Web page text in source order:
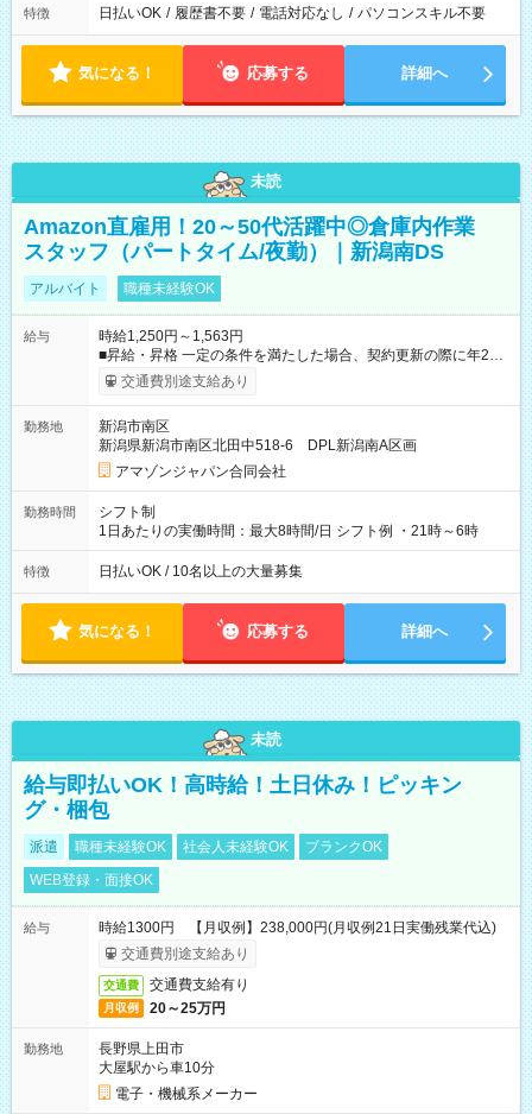
特徴 日払いOK / 履歴書不要 / 電話対応なし / パソコンスキル不要
気になる！ 応募する 詳細へ
未読
Amazon直雇用！20～50代活躍中◎倉庫内作業
スタッフ（パートタイム/夜勤）｜新潟南DS
アルバイト 職種未経験OK
給与
時給1,250円～1,563円
■昇給・昇格 一定の条件を満たした場合、契約更新の際に年2回
まで昇給の機会があります。 ■正社員登用制度あり ※月末締/翌
月25日支払い ※時間外手当、別途支給 ※深夜割増賃金 (22:00～
☆Amazon直雇用で安定して働けます！ 【試用期間】試用期間
あり 試用期間の長さ：1週間 雇用形態、給与は本採用時と同じ
です。
交通費別途支給あり
勤務地
新潟市南区
新潟県新潟市南区北田中518-6 DPL新潟南A区画
アマゾンジャパン合同会社
勤務時間
シフト制
1日あたりの実働時間：最大8時間/日 シフト例 ・21時～6時
特徴 日払いOK / 10名以上の大量募集
気になる！ 応募する 詳細へ
未読
給与即払いOK！高時給！土日休み！ピッキン
グ・梱包
派遣 職種未経験OK 社会人未経験OK
ブランクOK
WEB登録・面接OK
給与
時給1300円 【月収例】238,000円(月収例21日実働残業代込)
交通費別途支給あり
交通費 交通費支給有り
月収例 20～25万円
勤務地
長野県上田市
大屋駅から車10分
電子・機械系メーカー